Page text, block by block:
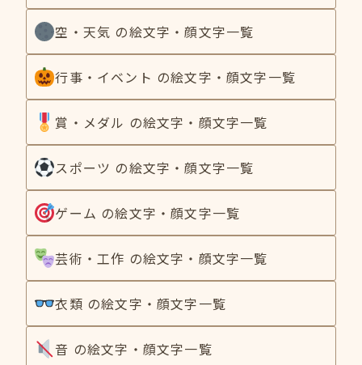
空・天気 の絵文字・顔文字一覧
行事・イベント の絵文字・顔文字一覧
賞・メダル の絵文字・顔文字一覧
スポーツ の絵文字・顔文字一覧
ゲーム の絵文字・顔文字一覧
芸術・工作 の絵文字・顔文字一覧
衣類 の絵文字・顔文字一覧
音 の絵文字・顔文字一覧